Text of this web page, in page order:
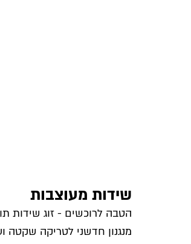
שידות מעוצבות
הטבה לרוכשים - זוג שידות